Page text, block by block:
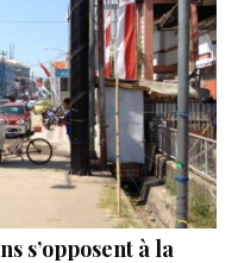
s’opposent à la